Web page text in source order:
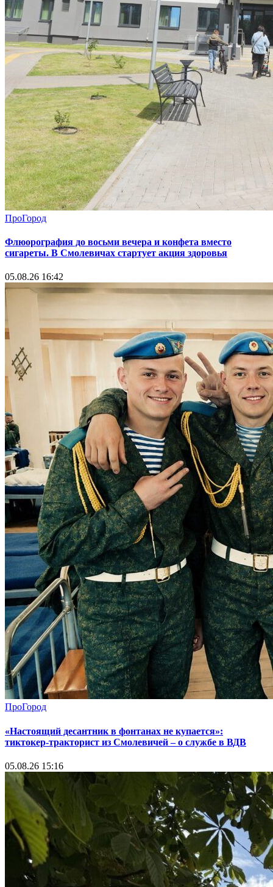
ПроГород
Флюорография до восьми вечера и конфета вместо
сигареты. В Смолевичах стартует акция здоровья
05.08.26 16:42
ПроГород
«Настоящий десантник в фонтанах не купается»:
тиктокер-тракторист из Смолевичей – о службе в ВДВ
05.08.26 15:16